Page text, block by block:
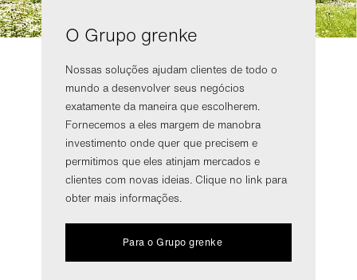
O Grupo grenke
Nossas soluções ajudam clientes de todo o
mundo a desenvolver seus negócios
exatamente da maneira que escolherem.
Fornecemos a eles margem de manobra
investimento onde quer que precisem e
permitimos que eles atinjam mercados e
clientes com novas ideias. Clique no link para
obter mais informações.
Para o Grupo grenke